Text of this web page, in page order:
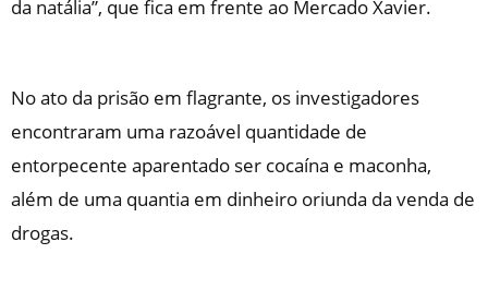
da natália”, que fica em frente ao Mercado Xavier.
No ato da prisão em flagrante, os investigadores
encontraram uma razoável quantidade de
entorpecente aparentado ser cocaína e maconha,
além de uma quantia em dinheiro oriunda da venda de
drogas.